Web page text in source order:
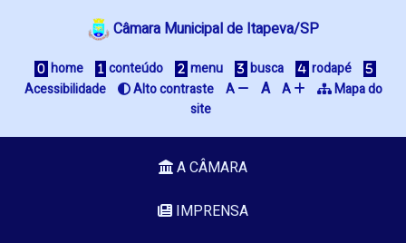
Câmara Municipal de Itapeva/SP
home conteúdo menu busca
rodapé
Acessibilidade
Alto contraste A A A
Mapa do
site
A CÂMARA
IMPRENSA